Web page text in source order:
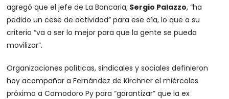
agregó que el jefe de La Bancaria, Sergio Palazzo, “ha
pedido un cese de actividad” para ese día, lo que a su
criterio “va a ser lo mejor para que la gente se pueda
movilizar”.
Organizaciones políticas, sindicales y sociales definieron
hoy acompañar a Fernández de Kirchner el miércoles
próximo a Comodoro Py para “garantizar” que la ex